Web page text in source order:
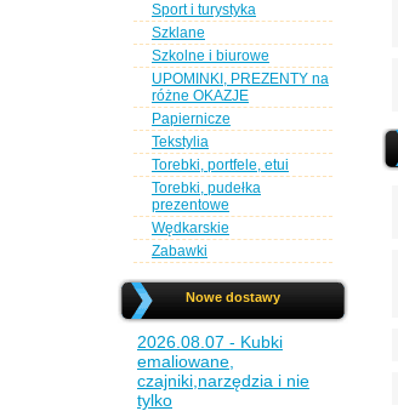
Sport i turystyka
Szklane
Szkolne i biurowe
UPOMINKI, PREZENTY na
różne OKAZJE
Papiernicze
Tekstylia
Torebki, portfele, etui
Torebki, pudełka
prezentowe
Wędkarskie
Zabawki
Nowe dostawy
2026.08.07 - Kubki
emaliowane,
czajniki,narzędzia i nie
tylko